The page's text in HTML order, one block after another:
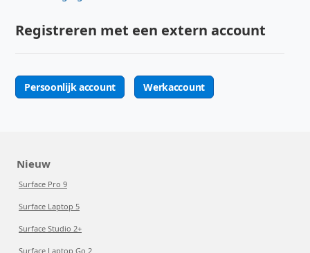
Registreren met een extern account
Persoonlijk account Werkaccount
Nieuw
Surface Pro 9
Surface Laptop 5
Surface Studio 2+
Surface Laptop Go 2